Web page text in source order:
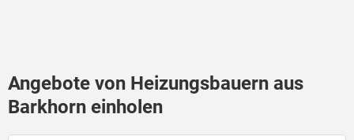
Angebote von Heizungsbauern aus
Barkhorn einholen